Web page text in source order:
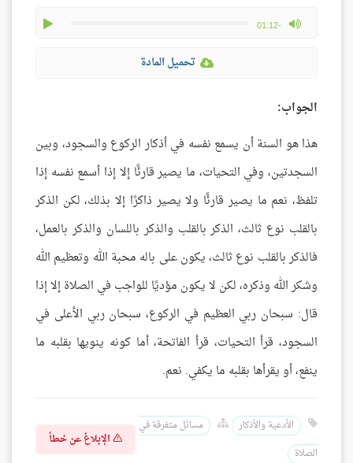
-01:12
max volume
تحميل المادة
الجواب:
هذا هو السنة أن يسمع نفسه في أذكار الركوع والسجود، وبين
السجدتين، وفي التحيات، ما يصير قارئًا إلا إذا أسمع نفسه إذا
تلفظ، نعم ما يصير قارئًا ولا يصير ذاكرًا إلا بذلك، لكن الذكر
بالقلب نوع ثالث، الذكر بالقلب والذكر باللسان والذكر بالعمل،
فالذكر بالقلب نوع ثالث، يكون على باله محبة الله وتعظيم الله
وشكر الله وذكره، لكن لا يكون مؤديًا للواجب في الصلاة إلا إذا
قال: سبحان ربي العظيم في الركوع، سبحان ربي الأعلى في
السجود، قرأ التحيات، قرأ الفاتحة، أما كونه ينويها بقلبه ما
ينفع، أو يقرأها بقلبه ما يكفي. نعم.
الأدعية والأذكار
مسائل متفرقة في
الصلاة
الإبلاغ عن خطأ